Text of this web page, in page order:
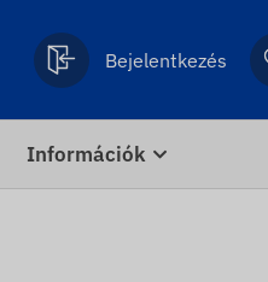
Bejelentkezés
Információk